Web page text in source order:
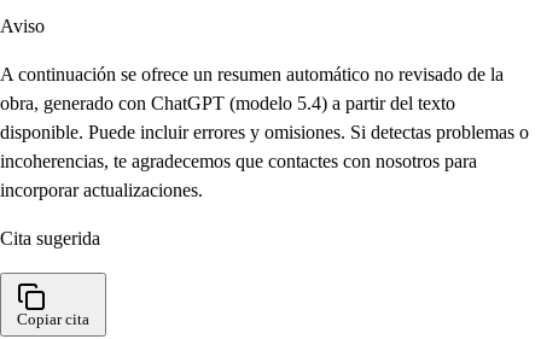
Aviso
A continuación se ofrece un resumen automático no revisado de la
obra, generado con ChatGPT (modelo 5.4) a partir del texto
disponible. Puede incluir errores y omisiones. Si detectas problemas o
incoherencias, te agradecemos que contactes con nosotros para
incorporar actualizaciones.
Cita sugerida
Copiar cita